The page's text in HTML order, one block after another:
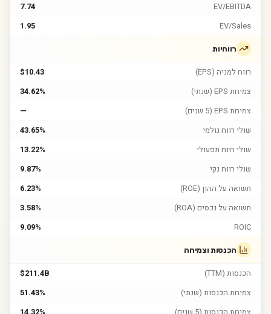
EV/EBITDA
7.74
EV/Sales
1.95
רווחיות
רווח למניה (EPS)
$10.43
צמיחת EPS (שנתי)
34.62%
צמיחת EPS (5 שנים)
—
שולי רווח גולמי
43.65%
שולי רווח תפעולי
13.22%
שולי רווח נקי
9.87%
תשואה על ההון (ROE)
6.23%
תשואה על נכסים (ROA)
3.58%
ROIC
9.09%
הכנסות וצמיחה
הכנסות (TTM)
$211.4B
צמיחת הכנסות (שנתי)
51.43%